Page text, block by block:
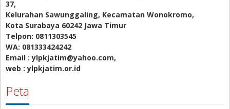
37,
Kelurahan Sawunggaling, Kecamatan Wonokromo,
Kota Surabaya 60242 Jawa Timur
Telpon: 0811303545
WA: 081333424242
Email : ylpkjatim@yahoo.com,
web : ylpkjatim.or.id
Peta